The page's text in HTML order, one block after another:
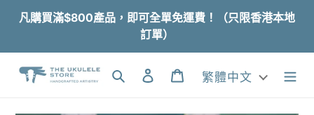
凡購買滿$800產品，即可全單免運費！（只限香港本地
訂單）
搜尋 登入 購物車
繁體中文